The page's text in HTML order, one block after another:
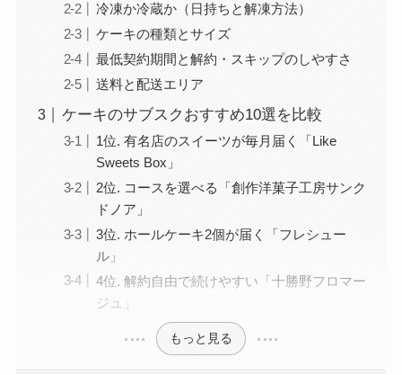
冷凍か冷蔵か（日持ちと解凍方法）
ケーキの種類とサイズ
最低契約期間と解約・スキップのしやすさ
送料と配送エリア
ケーキのサブスクおすすめ10選を比較
1位. 有名店のスイーツが毎月届く「Like
Sweets Box」
2位. コースを選べる「創作洋菓子工房サンク
ドノア」
3位. ホールケーキ2個が届く「フレシュー
ル」
4位. 解約自由で続けやすい「十勝野フロマー
ジュ」
もっと見る